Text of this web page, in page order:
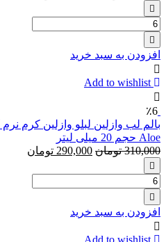
تعداد:
مام
رول
هشت
در
چهار
مدل
MODERN
CHARME
حجم
50
میلی
لیتر
افزودن به سبد خرید
Add to wishlist
٪6
Aloe حجم 20 میلی لیتر
310,000 تومان 290,000 تومان
تعداد:
بالم
لب
وازلین
لبلو
افزودن به سبد خرید
Add to wishlist